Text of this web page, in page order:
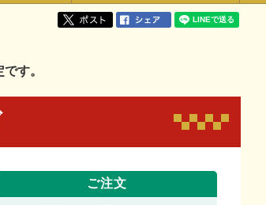
す。
ご注文